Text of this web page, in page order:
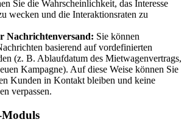
Sie die Wahrscheinlichkeit, das Interesse
wecken und die Interaktionsraten zu
Nachrichtenversand: Sie können
basierend auf vordefinierten
(z. B. Ablaufdatum des Mietwagenvertrags,
Kampagne). Auf diese Weise können Sie
Kunden in Kontakt bleiben und keine
verpassen.
Moduls